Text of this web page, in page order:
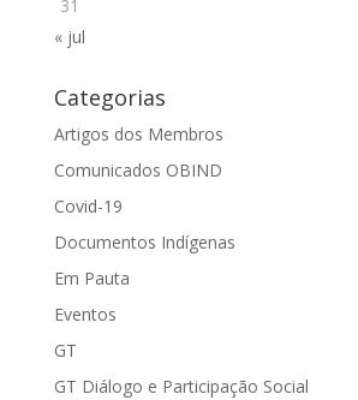
31
« jul
Categorias
Artigos dos Membros
Comunicados OBIND
Covid-19
Documentos Indígenas
Em Pauta
Eventos
GT
GT Diálogo e Participação Social